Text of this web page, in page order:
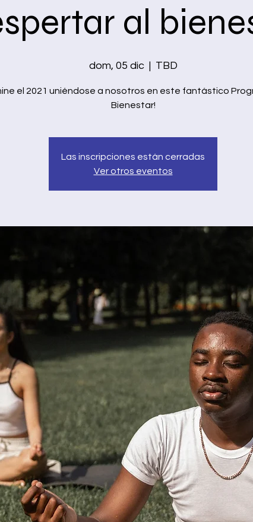
al
dom, 05 dic
  |
TBD
el 2021 uniéndose a nosotros en este fantástico
Bienestar!
Las inscripciones están cerradas
Ver otros eventos